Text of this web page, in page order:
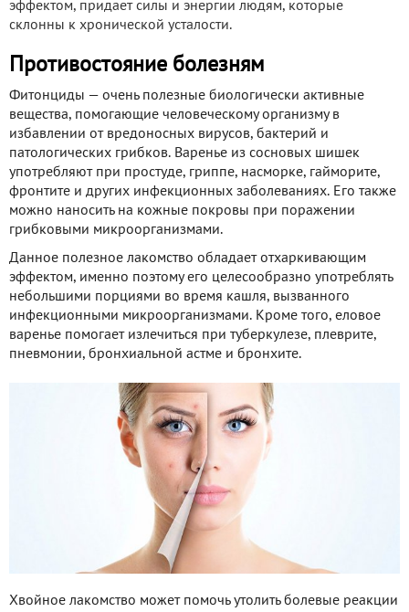
эффектом, придает силы и энергии людям, которые
склонны к хронической усталости.
Противостояние болезням
Фитонциды — очень полезные биологически активные
вещества, помогающие человеческому организму в
избавлении от вредоносных вирусов, бактерий и
патологических грибков. Варенье из сосновых шишек
употребляют при простуде, гриппе, насморке, гайморите,
фронтите и других инфекционных заболеваниях. Его также
можно наносить на кожные покровы при поражении
грибковыми микроорганизмами.
Данное полезное лакомство обладает отхаркивающим
эффектом, именно поэтому его целесообразно употреблять
небольшими порциями во время кашля, вызванного
инфекционными микроорганизмами. Кроме того, еловое
варенье помогает излечиться при туберкулезе, плеврите,
пневмонии, бронхиальной астме и бронхите.
Хвойное лакомство может помочь утолить болевые реакции